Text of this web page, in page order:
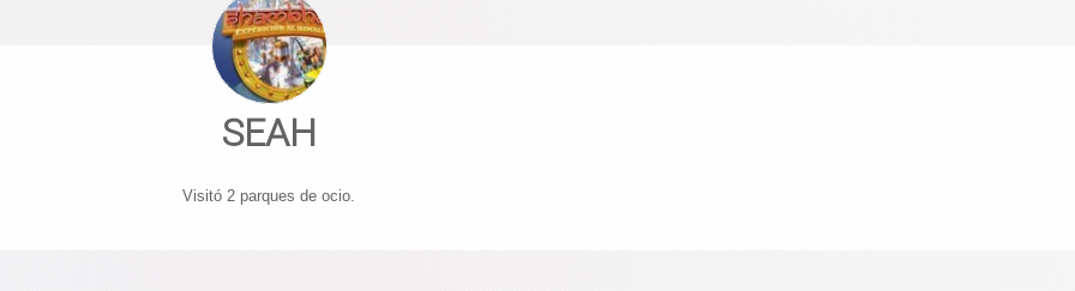
SEAH
Visitó 2 parques de ocio.